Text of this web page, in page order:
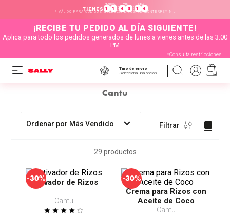
TIENES
HORAS
1 1 :
MIN
4 0 :
SEG
1 4
* VÁLIDO PARA CÓDIGOS SELECCIONADOS DE MONTERREY N.L
¡RECIBE TU PEDIDO AL DÍA SIGUIENTE!
Aplica para todo los pedidos generados de lunes a vienes antes de las 3:00
PM
*Consulta restricciones
Tipo de envío
Selecciona una opción
Cantu
Ordenar por Más Vendido Filtrar
29 productos
-30%
Activador de Rizos
Cantu
-30%
Crema para Rizos con
Aceite de Coco
Cantu